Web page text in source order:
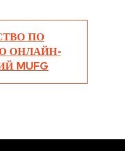
ПО
ОНЛАЙН-
MUFG